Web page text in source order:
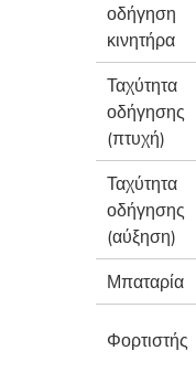
οδήγηση
κινητήρα
Ταχύτητα
οδήγησης
(πτυχή)
Ταχύτητα
οδήγησης
(αύξηση)
Μπαταρία
Φορτιστής